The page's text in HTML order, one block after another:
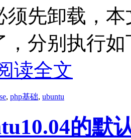
须先卸载，
分别执行如
读全文
, php基础, ubuntu
的默